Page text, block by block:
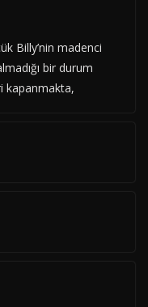
Billy’nin madenci
bir durum
kapanmakta,